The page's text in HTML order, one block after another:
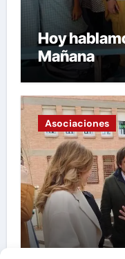
Hoy
Mañana
Asociaciones